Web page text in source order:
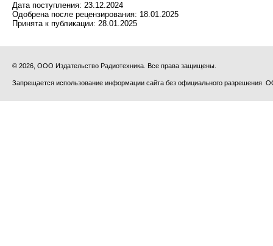
Дата поступления: 23.12.2024
Одобрена после рецензирования: 18.01.2025
Принята к публикации: 28.01.2025
© 2026, ООО Издательство Радиотехника. Все права защищены.
Запрещается использование информации сайта без официального разрешения